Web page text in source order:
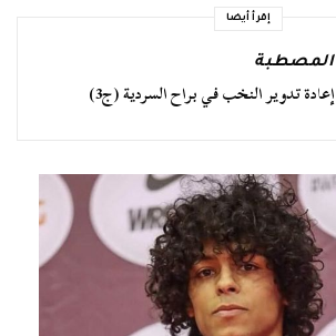
إقرأ أيضا
المصطبة
إعادة تدوير النخب في براح السردية (ج3)